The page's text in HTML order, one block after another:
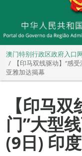
澳门特别行政区政府入口
【印马双线驱动】“感
亚雅加达揭幕
【印马
门”大型
(9日) 印